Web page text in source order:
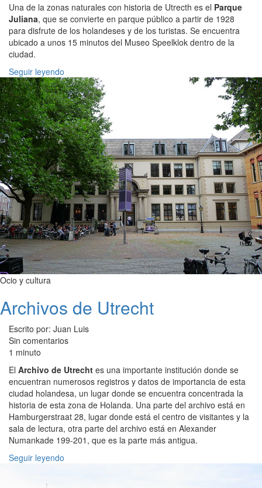
Una de la zonas naturales con historia de Utrecth es el Parque
Juliana, que se convierte en parque público a partir de 1928
para disfrute de los holandeses y de los turistas. Se encuentra
ubicado a unos 15 minutos del Museo Speelklok dentro de la
ciudad.
Seguir leyendo
Ocio y cultura
Archivos de Utrecht
Escrito por: Juan Luis
Sin comentarios
1 minuto
El Archivo de Utrecht es una importante institución donde se
encuentran numerosos registros y datos de importancia de esta
ciudad holandesa, un lugar donde se encuentra concentrada la
historia de esta zona de Holanda. Una parte del archivo está en
Hamburgerstraat 28, lugar donde está el centro de visitantes y la
sala de lectura, otra parte del archivo está en Alexander
Numankade 199-201, que es la parte más antigua.
Seguir leyendo